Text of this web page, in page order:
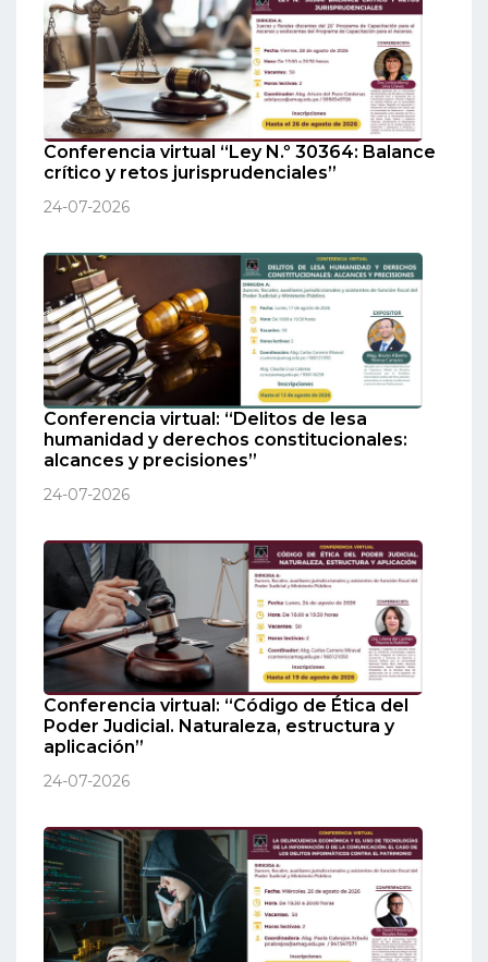
Conferencia virtual “Ley N.º 30364: Balance
crítico y retos jurisprudenciales”
24-07-2026
Conferencia virtual: “Delitos de lesa
humanidad y derechos constitucionales:
alcances y precisiones”
24-07-2026
Conferencia virtual: “Código de Ética del
Poder Judicial. Naturaleza, estructura y
aplicación”
24-07-2026